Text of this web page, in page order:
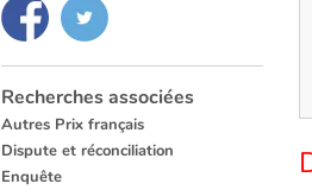
Recherches associées
Autres Prix français
Dispute et réconciliation
Enquête